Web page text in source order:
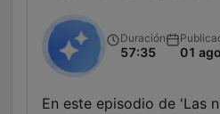
Duración
57:35 01
En este episodio de 'Las